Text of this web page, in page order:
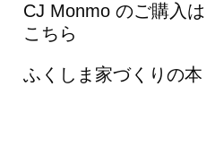
CJ Monmo のご購入は
こちら
ふくしま家づくりの本